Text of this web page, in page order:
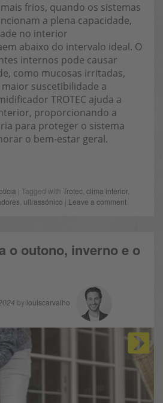
frios, quando os sistemas
a plena capacidade,
no interior
abaixo do intervalo ideal. O
internos pode causar
como mucosas irritadas,
suscetibilidade a
TROTEC ajuda a
proporcionando a
para proteger o sistema
o bem-estar geral.
| Tagged with Trotec clima interior,
ultrassónico | Leave a comment
o outono, inverno e o
by louiscarvalho